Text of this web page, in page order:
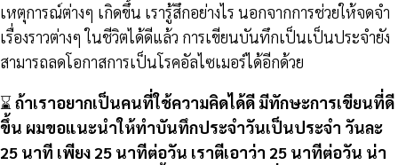
เหตุการณ์ต่างๆ เกิดขึ้น เรารู้สึกอย่างไร นอกจากการช่วยให้จดจำ
เรื่องราวต่างๆ ในชีวิตได้ดีแล้ว การเขียนบันทึกเป็นเป็นประจำยัง
สามารถลดโอกาสการเป็นโรคอัลไซเมอร์ได้อีกด้วย
⌛️ถ้าเราอยากเป็นคนที่ใช้ความคิดได้ดี มีทักษะการเขียนที่ดี
ขึ้น ผมขอแนะนำให้ทำบันทึกประจำวันเป็นประจำ วันละ
25 นาที เพียง 25 นาทีต่อวัน เราตีเอาว่า 25 นาทีต่อวัน น่า